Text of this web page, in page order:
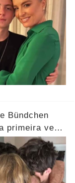
Bündchen
primeira vez
Mais